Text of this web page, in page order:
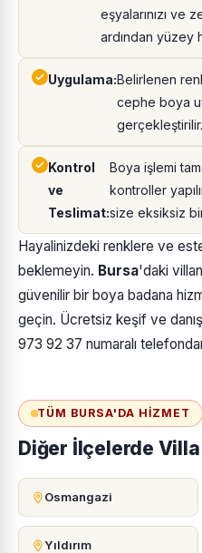
eşyalarınızı ve
ardından yüzey
Uygulama:Belirlenen
cephe boya
gerçekleştirilir.
Kontrol
ve
Teslimat:
Boya işlemi
kontroller
size eksiksiz
Hayalinizdeki renklere ve
beklemeyin. Bursa'daki
güvenilir bir boya badana
geçin. Ücretsiz keşif ve
973 92 37 numaralı
TÜM BURSA'DA HIZMET
Diğer İlçelerde
Osmangazi
Yıldırım